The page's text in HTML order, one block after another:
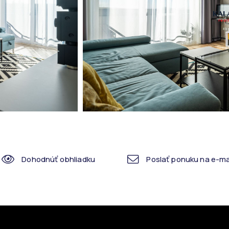
Dohodnúť obhliadku Poslať ponuku na e-